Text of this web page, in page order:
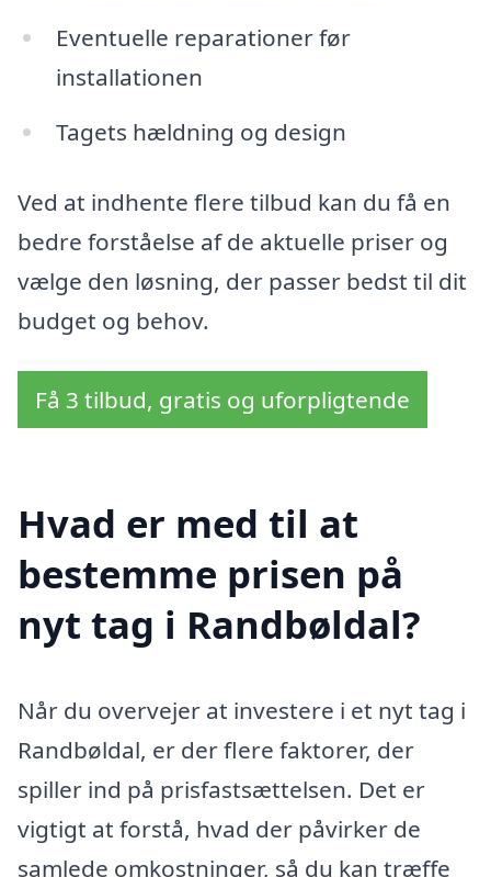
Eventuelle reparationer før
installationen
Tagets hældning og design
Ved at indhente flere tilbud kan du få en
bedre forståelse af de aktuelle priser og
vælge den løsning, der passer bedst til dit
budget og behov.
Få 3 tilbud, gratis og uforpligtende
Hvad er med til at
bestemme prisen på
nyt tag i Randbøldal?
Når du overvejer at investere i et nyt tag i
Randbøldal, er der flere faktorer, der
spiller ind på prisfastsættelsen. Det er
vigtigt at forstå, hvad der påvirker de
samlede omkostninger, så du kan træffe